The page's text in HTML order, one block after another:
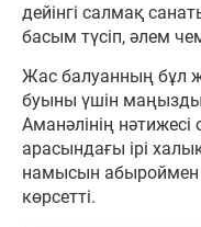
дейінгі салмақ
басым түсіп, әлем
Жас балуанның бұл
буыны үшін маңызды
Аманәлінің
арасындағы ірі
намысын абыроймен
көрсетті.